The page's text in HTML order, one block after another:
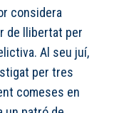
considera
de llibertat per
Al seu juí,
per tres
comeses en